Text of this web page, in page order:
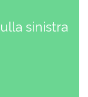
sinistra